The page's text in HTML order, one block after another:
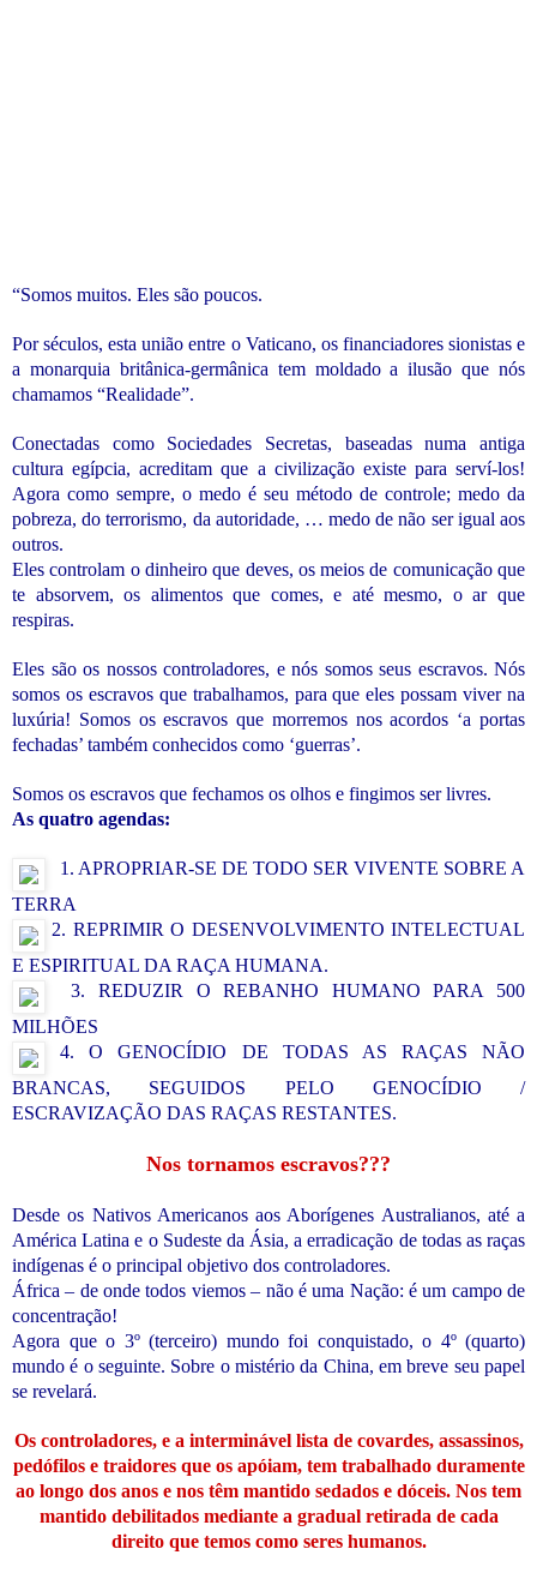
“Somos muitos. Eles são poucos.
Por séculos, esta união entre o Vaticano, os financiadores sionistas e
a monarquia britânica-germânica tem moldado a ilusão que nós
chamamos “Realidade”.
Conectadas como Sociedades Secretas, baseadas numa antiga
cultura egípcia, acreditam que a civilização existe para serví-los!
Agora como sempre, o medo é seu método de controle; medo da
pobreza, do terrorismo, da autoridade, … medo de não ser igual aos
outros.
Eles controlam o dinheiro que deves, os meios de comunicação que
te absorvem, os alimentos que comes, e até mesmo, o ar que
respiras.
Eles são os nossos controladores, e nós somos seus escravos. Nós
somos os escravos que trabalhamos, para que eles possam viver na
luxúria! Somos os escravos que morremos nos acordos ‘a portas
fechadas’ também conhecidos como ‘guerras’.
Somos os escravos que fechamos os olhos e fingimos ser livres.
As quatro agendas:
1. APROPRIAR-SE DE TODO SER VIVENTE SOBRE A
TERRA
2. REPRIMIR O DESENVOLVIMENTO INTELECTUAL
E ESPIRITUAL DA RAÇA HUMANA.
3. REDUZIR O REBANHO HUMANO PARA 500
MILHÕES
4. O GENOCÍDIO DE TODAS AS RAÇAS NÃO
BRANCAS, SEGUIDOS PELO GENOCÍDIO /
ESCRAVIZAÇÃO DAS RAÇAS RESTANTES.
Nos tornamos escravos???
Desde os Nativos Americanos aos Aborígenes Australianos, até a
América Latina e o Sudeste da Ásia, a erradicação de todas as raças
indígenas é o principal objetivo dos controladores.
África – de onde todos viemos – não é uma Nação: é um campo de
concentração!
Agora que o 3º (terceiro) mundo foi conquistado, o 4º (quarto)
mundo é o seguinte. Sobre o mistério da China, em breve seu papel
se revelará.
Os controladores, e a interminável lista de covardes, assassinos,
pedófilos e traidores que os apóiam, tem trabalhado duramente
ao longo dos anos e nos têm mantido sedados e dóceis. Nos tem
mantido debilitados mediante a gradual retirada de cada
direito que temos como seres humanos.